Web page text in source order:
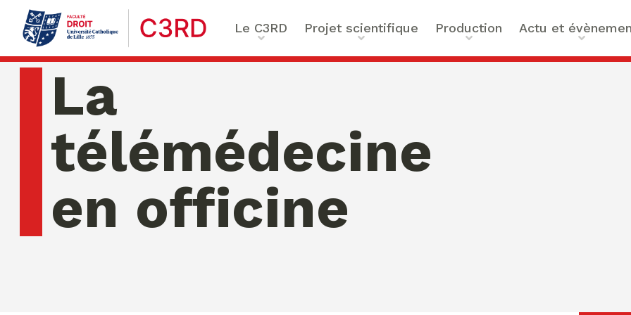
Le C3RD
Qui sommes-nous ?
Chaire Enfance & familles
Chaire Droit & éthique de la santé
numérique
Projet scientifique
Le projet scientifique
émergentes
Sécurité : Approches Critiques et
Ethique des Organisations
Production
Ouvrages
Actu et
Actualités
La
télémédecine
en officine